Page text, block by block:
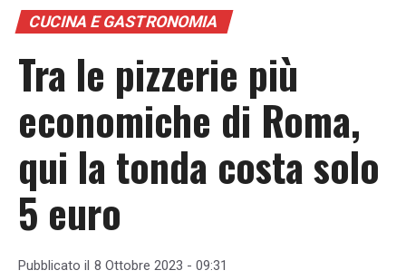
CUCINA E GASTRONOMIA
Tra le pizzerie più
economiche di Roma,
qui la tonda costa solo
5 euro
Pubblicato il 8 Ottobre 2023 - 09:31